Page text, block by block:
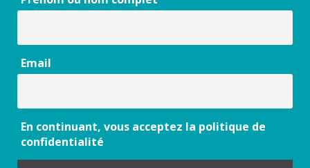
Email
En continuant, vous acceptez la politique de
confidentialité